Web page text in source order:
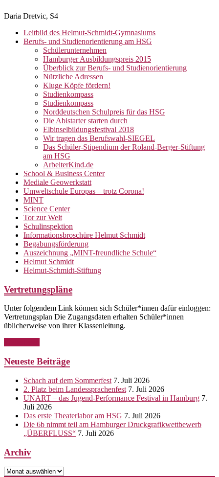
Daria Dretvic, S4
Leitbild des Helmut-Schmidt-Gymnasiums
Berufs- und Studienorientierung am HSG
Schülerunternehmen
Hamburger Ausbildungspreis 2015
Überblick zur Berufs- und Studienorientierung
Nützliche Adressen
Kluge Köpfe fördern!
Studienkompass
Studienkompass
Norddeutschen Schulpreis für das HSG
Die Abistarter starten durch
Elbinselbildungsfestival 2018
Wir tragen das Berufswahl-SIEGEL
Das Schüler-Stipendium der Roland-Berger-Stiftung
am HSG
ArbeiterKind.de
School & Business Center
Mediale Geowerkstatt
Umweltschule Europas – trotz Corona!
MINT
Science Center
Tor zur Welt
Schulinspektion
Informationsbroschüre Helmut Schmidt
Begabungsförderung
Auszeichnung „MINT-freundliche Schule“
Helmut Schmidt
Helmut-Schmidt-Stiftung
Vertretungspläne
Unter folgendem Link können sich Schüler*innen dafür einloggen:
Vertretungsplan Die Zugangsdaten erhalten Schüler*innen
üblicherweise von ihrer Klassenleitung.
Neueste Beiträge
Schach auf dem Sommerfest 7. Juli 2026
2. Platz beim Landessprachenfest 7. Juli 2026
UNART – das Jugend-Performance Festival in Hamburg 7.
Juli 2026
Das erste Theaterlabor am HSG 7. Juli 2026
Die 6b nimmt teil am Hamburger Druckgrafikwettbewerb
„ÜBERFLUSS“ 7. Juli 2026
Archiv
Archiv